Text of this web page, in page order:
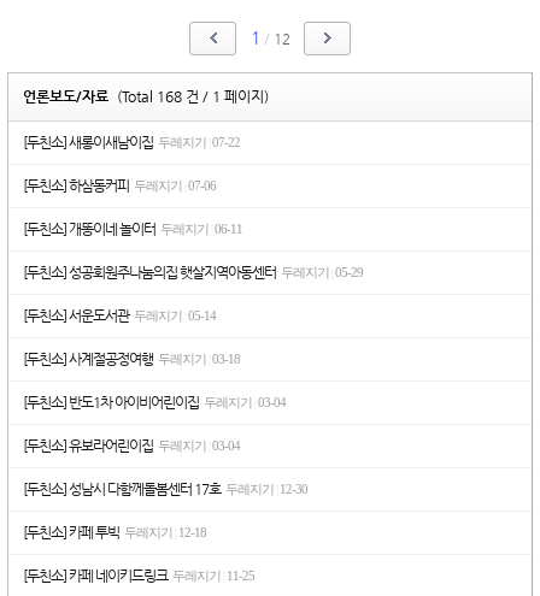
1 / 12
언론보도/자료 (Total 168 건 / 1 페이지)
[두친소] 새롱이새남이집 두레지기 07-22
[두친소] 하삼동커피 두레지기 07-06
[두친소] 개똥이네 놀이터 두레지기 06-11
[두친소] 성공회원주나눔의집 햇살지역아동센터 두레지기 05-29
[두친소] 서운도서관 두레지기 05-14
[두친소] 사계절공정여행 두레지기 03-18
[두친소] 반도1차 아이비어린이집 두레지기 03-04
[두친소] 유보라어린이집 두레지기 03-04
[두친소] 성남시 다함께돌봄센터 17호 두레지기 12-30
[두친소] 카페 투빅 두레지기 12-18
[두친소] 카페 네이키드링크 두레지기 11-25